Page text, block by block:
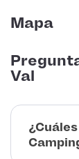
Mapa
Val